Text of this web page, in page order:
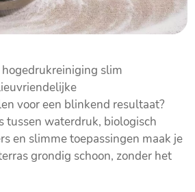
slim
voor een blinkend resultaat?
tussen waterdruk, biologisch
en slimme toepassingen maak je
grondig schoon, zonder het